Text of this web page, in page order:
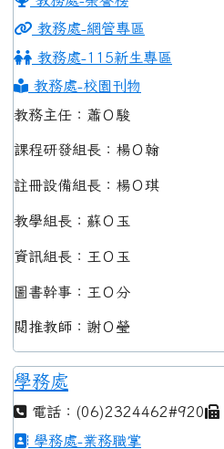
教務處-網管專區
教務處-115新生專區
教務處-校園刊物
教務主任：蕭Ｏ駿
課程研發組長：楊Ｏ翰
註冊設備組長：楊Ｏ琪
教學組長：蘇Ｏ玉
資訊組長：王Ｏ玉
圖書幹事：王Ｏ分
閱推教師：謝Ｏ瑩
學務處
電話：(06)2324462#920
學務處-業務職掌